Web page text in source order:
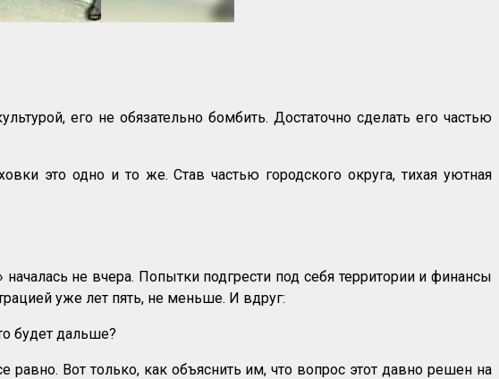
его не обязательно бомбить. Достаточно сделать его частью
это одно и то же. Став частью городского округа, тихая уютная
не вчера. Попытки подгрести под себя территории и финансы
уже лет пять, не меньше. И вдруг:
будет дальше?
Вот только, как объяснить им, что вопрос этот давно решен на